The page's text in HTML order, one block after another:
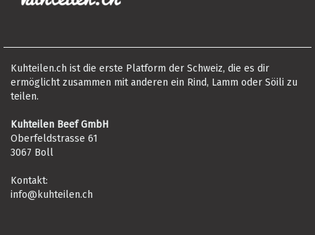
Kuhteilen.ch ist die erste Platform der Schweiz, die es dir
ermöglicht zusammen mit anderen ein Rind, Lamm oder Söili zu
teilen.
Kuhteilen Beef GmbH
Oberfeldstrasse 61
3067 Boll
Kontakt:
info@kuhteilen.ch